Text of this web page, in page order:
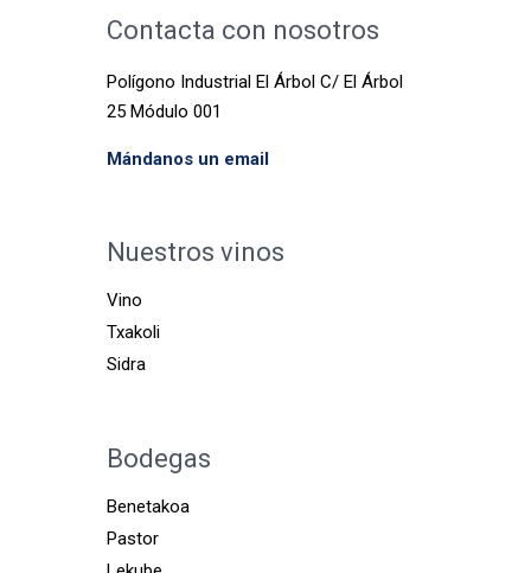
Contacta con nosotros
Polígono Industrial El Árbol C/ El Árbol
25 Módulo 001
Mándanos un email
Nuestros vinos
Vino
Txakoli
Sidra
Bodegas
Benetakoa
Pastor